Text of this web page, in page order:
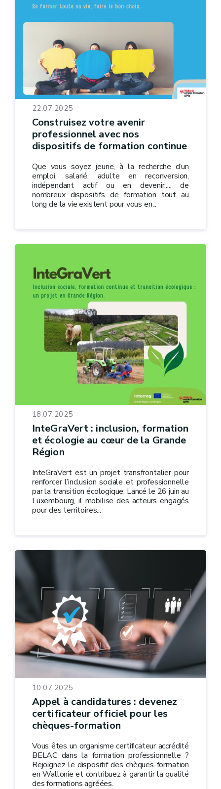
22.07.2025
Construisez votre avenir
professionnel avec nos
dispositifs de formation continue
Que vous soyez jeune, à la recherche d’un
emploi, salarié, adulte en reconversion,
indépendant actif ou en devenir,..., de
nombreux dispositifs de formation tout au
long de la vie existent pour vous en...
18.07.2025
InteGraVert : inclusion, formation
et écologie au cœur de la Grande
Région
InteGraVert est un projet transfrontalier pour
renforcer l’inclusion sociale et professionnelle
par la transition écologique. Lancé le 26 juin au
Luxembourg, il mobilise des acteurs engagés
pour des territoires...
10.07.2025
Appel à candidatures : devenez
certificateur officiel pour les
chèques-formation
Vous êtes un organisme certificateur accrédité
BELAC dans la formation professionnelle ?
Rejoignez le dispositif des chèques-formation
en Wallonie et contribuez à garantir la qualité
des formations agréées.